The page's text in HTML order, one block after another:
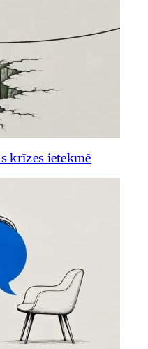
krīzes ietekmē